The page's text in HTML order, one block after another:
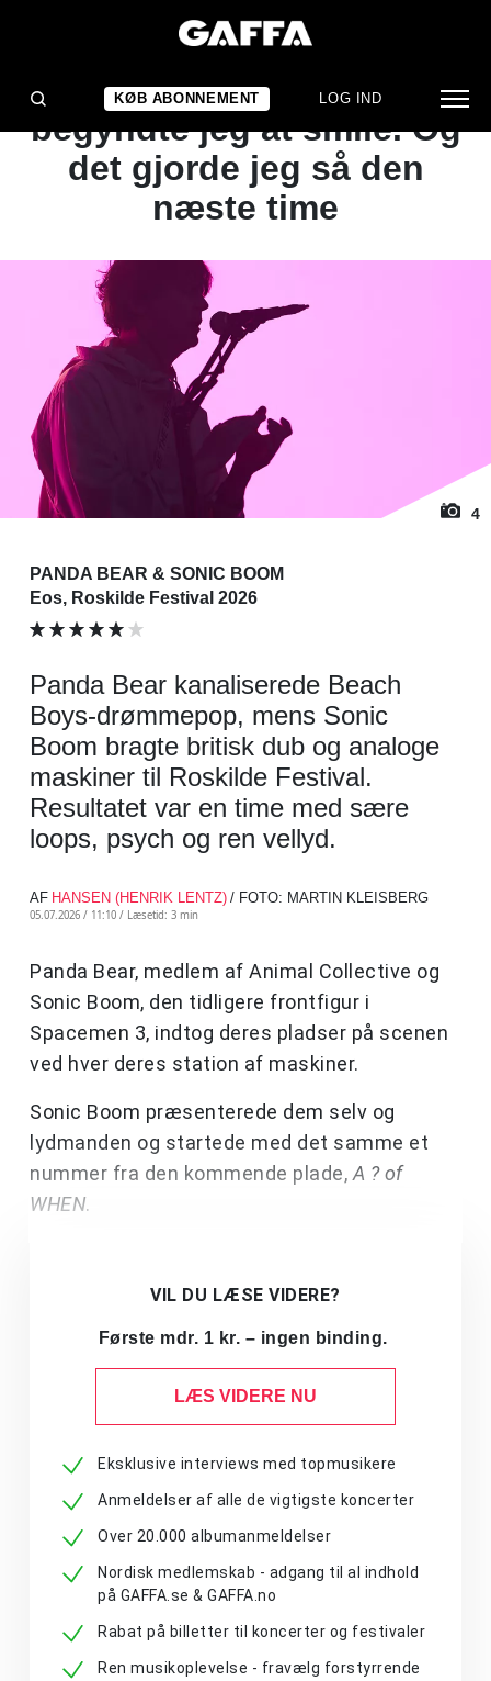
KØB ABONNEMENT LOG IND
KONCERTANMELDELSE
Fire sekunder inde
begyndte jeg at smile. Og
det gjorde jeg så den
næste time
4
PANDA BEAR & SONIC BOOM
Eos, Roskilde Festival 2026
Panda Bear kanaliserede Beach
Boys-drømmepop, mens Sonic
Boom bragte britisk dub og analoge
maskiner til Roskilde Festival.
Resultatet var en time med sære
loops, psych og ren vellyd.
AF HANSEN (HENRIK LENTZ) / FOTO: MARTIN KLEISBERG
05.07.2026 / 11:10 / Læsetid: 3 min
Panda Bear, medlem af Animal Collective og
Sonic Boom, den tidligere frontfigur i
Spacemen 3, indtog deres pladser på scenen
ved hver deres station af maskiner.
Sonic Boom præsenterede dem selv og
lydmanden og startede med det samme et
nummer fra den kommende plade, A ? of
WHEN.
VIL DU LÆSE VIDERE?
Første mdr. 1 kr. – ingen binding.
LÆS VIDERE NU
Eksklusive interviews med topmusikere
Anmeldelser af alle de vigtigste koncerter
Over 20.000 albumanmeldelser
Nordisk medlemskab - adgang til al indhold
på GAFFA.se & GAFFA.no
Rabat på billetter til koncerter og festivaler
Ren musikoplevelse - fravælg forstyrrende